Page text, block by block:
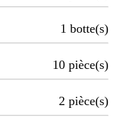
1 botte(s)
10 pièce(s)
2 pièce(s)